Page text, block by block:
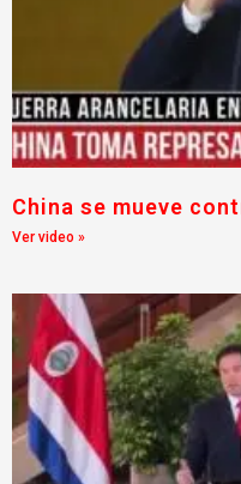
China se mueve
Ver video »